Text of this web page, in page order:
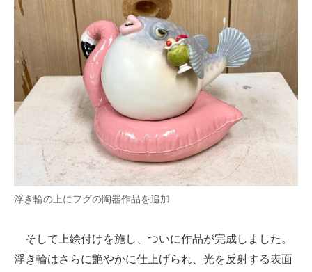
浮き輪の上にフグの陶器作品を追加
そして上絵付けを施し、ついに作品が完成しました。
浮き輪はさらに艶やかに仕上げられ、光を反射する表面